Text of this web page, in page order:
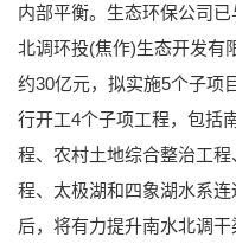
内部平衡。生态环保公司
北调环投(焦作)生态开发有
约30亿元，拟实施5个子项
行开工4个子项工程，包括
程、农村土地综合整治工程
程、太极湖和四象湖水系
后，将有力提升南水北调